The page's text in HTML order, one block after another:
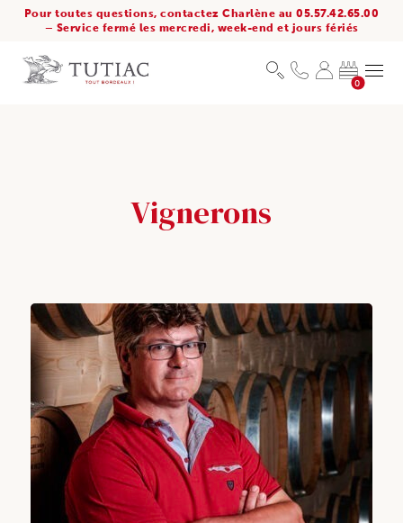
Pour toutes questions, contactez Charlène au 05.57.42.65.00
– Service fermé les mercredi, week-end et jours fériés
0
Vignerons